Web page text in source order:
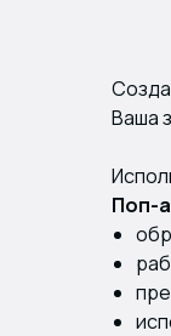
Ваша
Поп-